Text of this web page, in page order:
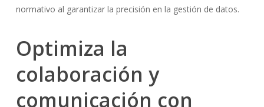
normativo al garantizar la precisión en la gestión de datos.
Optimiza la
colaboración y
comunicación con